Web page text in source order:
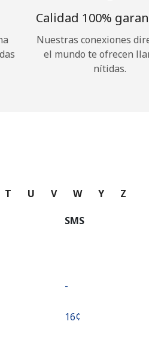
Calidad 100%
Nuestras conexiones
el mundo te ofrecen
nítidas.
T U V W Y Z
SMS
-
⁦16¢⁩